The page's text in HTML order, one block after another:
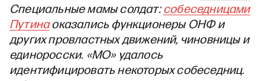
Специальные мамы солдат:собеседницами
Путинаоказались функционеры ОНФ и
других провластных движений, чиновницы и
единоросски. «МО» удалось
идентифицировать некоторых собеседниц.